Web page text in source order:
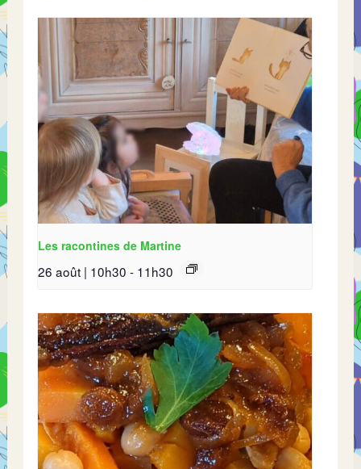
Les racontines de Martine
26 août | 10h30 - 11h30